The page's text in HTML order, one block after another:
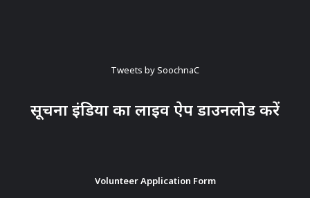
Tweets by SoochnaC
सूचना इंडिया का लाइव ऐप डाउनलोड करें
Volunteer Application Form